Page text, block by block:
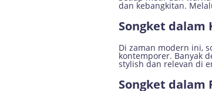
dan kebangkitan.
Songket dalam
Di zaman modern ini,
kontemporer. Banyak
stylish dan relevan di
Songket dalam